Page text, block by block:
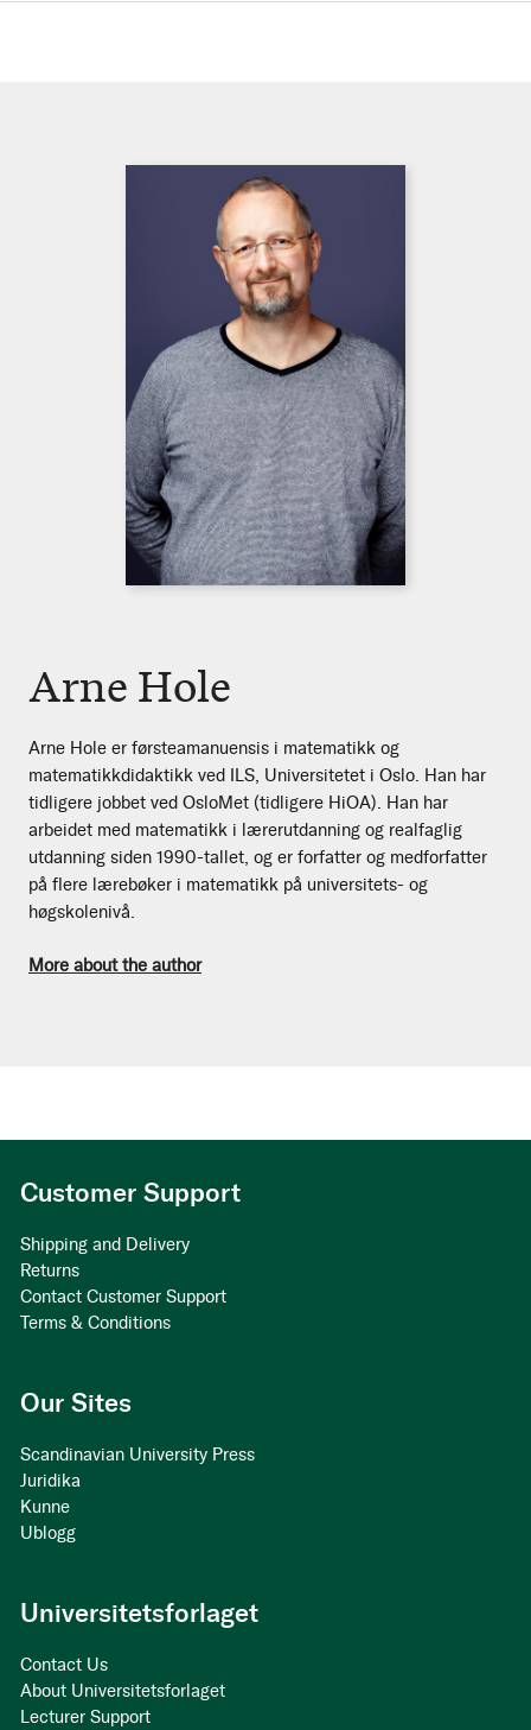
Arne Hole
Arne Hole er førsteamanuensis i matematikk og
matematikkdidaktikk ved ILS, Universitetet i Oslo. Han har
tidligere jobbet ved OsloMet (tidligere HiOA). Han har
arbeidet med matematikk i lærerutdanning og realfaglig
utdanning siden 1990-tallet, og er forfatter og medforfatter
på flere lærebøker i matematikk på universitets- og
høgskolenivå.
More about the author
Customer Support
Shipping and Delivery
Returns
Contact Customer Support
Terms & Conditions
Our Sites
Scandinavian University Press
Juridika
Kunne
Ublogg
Universitetsforlaget
Contact Us
About Universitetsforlaget
Lecturer Support